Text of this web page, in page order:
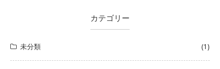
カテゴリー
未分類 (1)